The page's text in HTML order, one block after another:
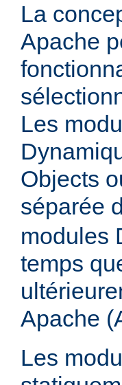
La
Apache
Les
Objects
séparée
modules
temps
Apache
Les